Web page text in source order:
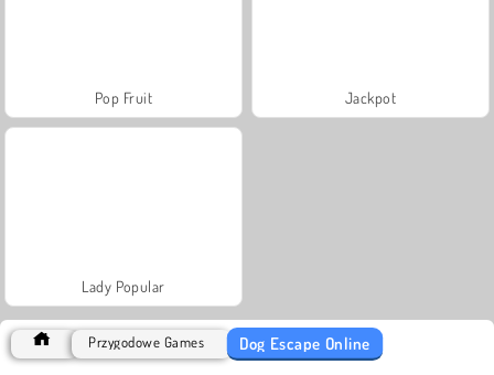
Pop Fruit Jackpot
Lady Popular
Przygodowe Games Dog Escape Online